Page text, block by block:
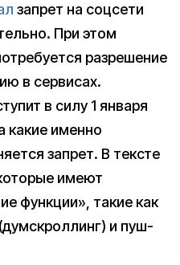
запрет на соцсети
При этом
разрешение
в сервисах.
в силу 1 января
какие именно
запрет. В тексте
имеют
функции», такие как
и пуш-